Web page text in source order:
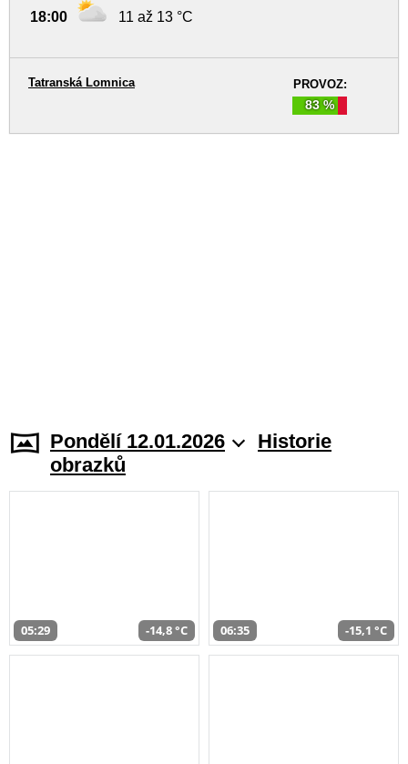
18:00 11 až 13 °C
PROVOZ:
83 %
Tatranská Lomnica
Pondělí 12.01.2026
Historie
obrazků
05:29 -14,8 °C 06:35 -15,1 °C